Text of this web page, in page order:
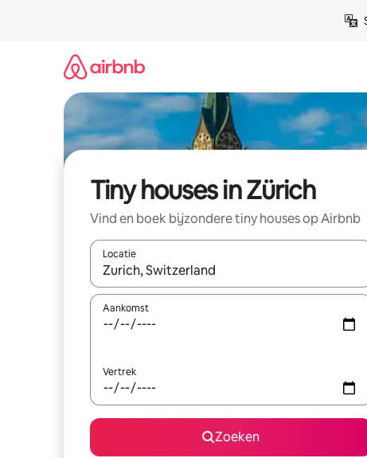
Tiny houses in Zürich
Vind en boek bijzondere tiny houses op Airbnb
Locatie
Wanneer er suggesties beschikbaar zijn, maak je
Aankomst
Vertrek
Zoeken